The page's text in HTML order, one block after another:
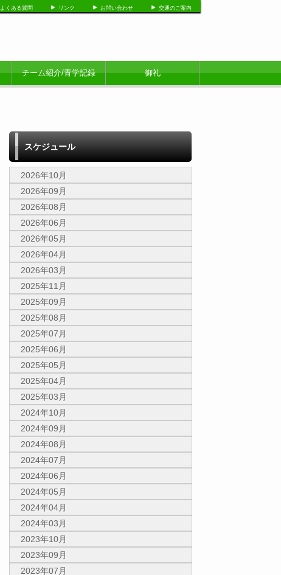
よくある質問 リンク お問い合わせ 交通のご案内
チーム紹介/青学記録 御礼
スケジュール
2026年10月
2026年09月
2026年08月
2026年06月
2026年05月
2026年04月
2026年03月
2025年11月
2025年09月
2025年08月
2025年07月
2025年06月
2025年05月
2025年04月
2025年03月
2024年10月
2024年09月
2024年08月
2024年07月
2024年06月
2024年05月
2024年04月
2024年03月
2023年10月
2023年09月
2023年07月